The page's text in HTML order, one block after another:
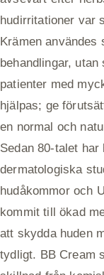
hudirritationer var
Krämen användes
behandlingar,
patienter med
hjälpas; ge
en normal och
Sedan 80-talet
dermatologiska
hudåkommor och
kommit till ökad
att skydda huden
tydligt. BB Cream